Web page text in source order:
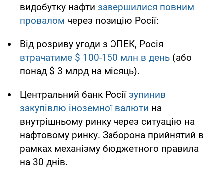
видобутку нафти завершилися повним
провалом через позицію Росії:
Від розриву угоди з ОПЕК, Росія
втрачатиме $ 100-150 млн в день (або
понад $ 3 млрд на місяць).
Центральний банк Росіїзупинив
закупівлю іноземної валюти на
внутрішньому ринку через ситуацію на
нафтовому ринку. Заборона прийнятий в
рамках механізму бюджетного правила
на 30 днів.